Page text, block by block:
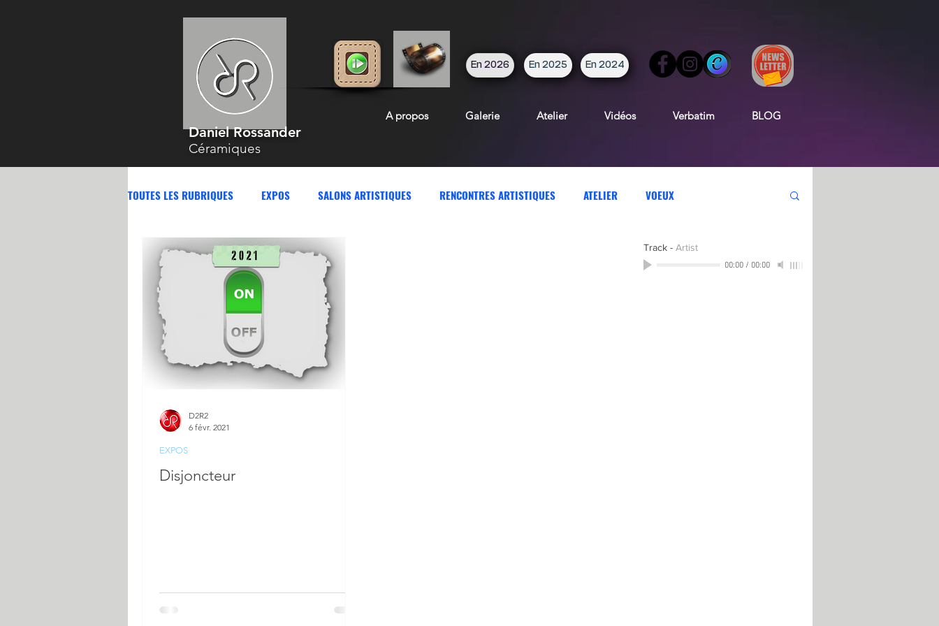
Daniel Rossander
Céramiques
En 2026 En 2025 En 2024
A propos Galerie Atelier Vidéos Verbatim BLOG
TOUTES LES RUBRIQUES EXPOS SALONS ARTISTIQUES RENCONTRES ARTISTIQUES ATELIER VOEUX
Disjoncteur
EXPOS
D2R2
6 févr. 2021
Track - Artist
00:00/ 00:00